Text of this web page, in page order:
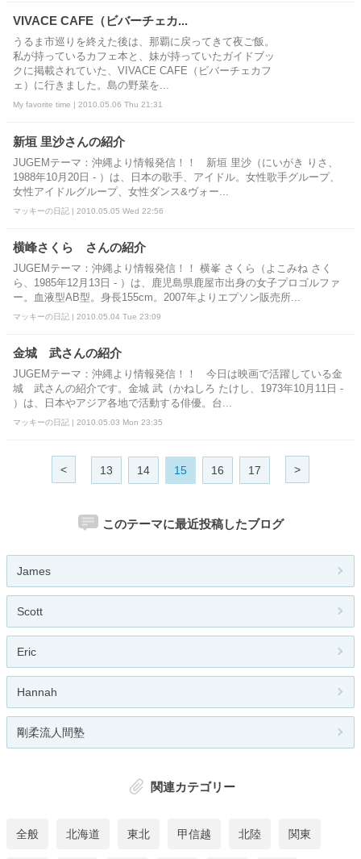
VIVACE CAFE（ビバーチェカ...
うるま市巡りを終えた後は、那覇に戻ってきて夜ご飯。
私が持っているカフェ本と、妹が持っていたガイドブッ
クに掲載されていた、VIVACE CAFE（ビバーチェカフ
ェ）に行きました。島の野菜を...
My favorite time | 2010.05.06 Thu 21:31
新垣 里沙さんの紹介
JUGEMテーマ：沖縄より情報発信！！ 新垣 里沙（にいがき りさ、
1988年10月20日 - ）は、日本の歌手、アイドル。女性歌手グループ、
女性アイドルグループ、女性ダンス&ヴォー...
マッキーの日記 | 2010.05.05 Wed 22:56
横峰さくら さんの紹介
JUGEMテーマ：沖縄より情報発信！！ 横峯 さくら（よこみね さく
ら、1985年12月13日 - ）は、鹿児島県鹿屋市出身の女子プロゴルファ
ー。血液型AB型。身長155cm。2007年よりエプソン販売所...
マッキーの日記 | 2010.05.04 Tue 23:09
金城 武さんの紹介
JUGEMテーマ：沖縄より情報発信！！ 今日は映画で活躍している金
城 武さんの紹介です。金城 武（かねしろ たけし、1973年10月11日 -
）は、日本やアジア各地で活動する俳優。台...
マッキーの日記 | 2010.05.03 Mon 23:35
< 13 14 15 16 17 >
このテーマに最近投稿したブログ
James
Scott
Eric
Hannah
剛柔流人間塾
関連カテゴリー
全般 北海道 東北 甲信越 北陸 関東